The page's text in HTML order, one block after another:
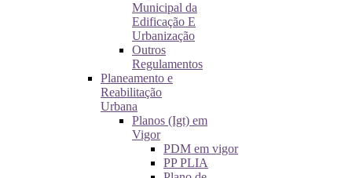
Municipal da
Edificação E
Urbanização
Outros
Regulamentos
Planeamento e
Reabilitação
Urbana
Planos (Igt) em
Vigor
PDM em vigor
PP PLIA